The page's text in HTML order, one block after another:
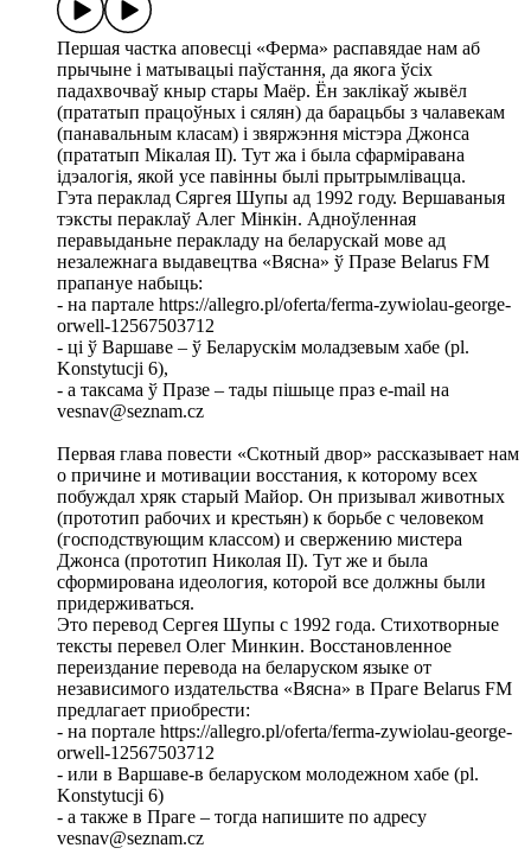
Першая частка аповесці «Ферма» распавядае нам аб
прычыне і матывацыі паўстання, да якога ўсіх
падахвочваў кныр стары Маёр. Ён заклікаў жывёл
(прататып працоўных і сялян) да барацьбы з чалавекам
(панавальным класам) і звяржэння містэра Джонса
(прататып Мікалая II). Тут жа і была сфарміравана
ідэалогія, якой усе павінны былі прытрымлівацца.
Гэта пераклад Сяргея Шупы ад 1992 году. Вершаваныя
тэксты пераклаў Алег Мiнкiн. Адноўленная
перавыданьне перакладу на беларускай мове ад
незалежнага выдавецтва «Вясна» ў Празе Belarus FM
прапануе набыць:
- на партале https://allegro.pl/oferta/ferma-zywiolau-george-
orwell-12567503712
- ці ў Варшаве – ў Беларускім моладзевым хабе (pl.
Konstytucji 6),
- а таксама ў Празе – тады пішыце праз e-mail на
vesnav@seznam.cz
Первая глава повести «Скотный двор» рассказывает нам
о причине и мотивации восстания, к которому всех
побуждал хряк старый Майор. Он призывал животных
(прототип рабочих и крестьян) к борьбе с человеком
(господствующим классом) и свержению мистера
Джонса (прототип Николая II). Тут же и была
сформирована идеология, которой все должны были
придерживаться.
Это перевод Сергея Шупы с 1992 года. Стихотворные
тексты перевел Олег Минкин. Восстановленное
переиздание перевода на беларуском языке от
независимого издательства «Вясна» в Праге Belarus FM
предлагает приобрести:
- на портале https://allegro.pl/oferta/ferma-zywiolau-george-
orwell-12567503712
- или в Варшаве-в беларуском молодежном хабе (pl.
Konstytucji 6)
- а также в Праге – тогда напишите по адресу
vesnav@seznam.cz